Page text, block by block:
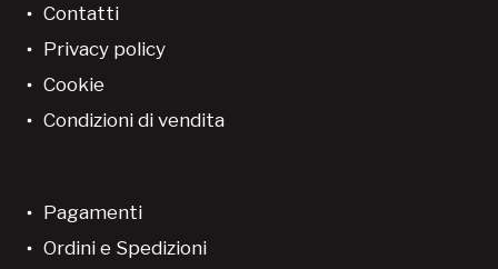
Contatti
Privacy policy
Cookie
Condizioni di vendita
Pagamenti
Ordini e Spedizioni